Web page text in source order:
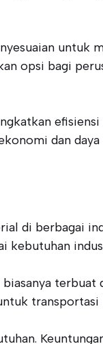
untuk
opsi bagi
dan daya
di berbagai
kebutuhan